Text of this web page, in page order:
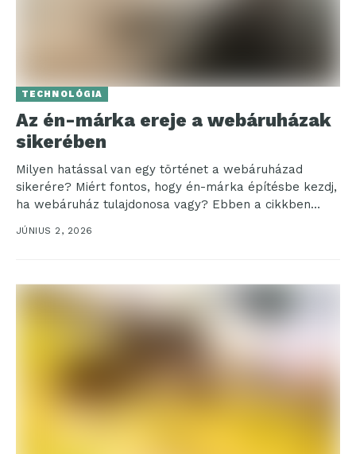
TECHNOLÓGIA
Az én-márka ereje a webáruházak
sikerében
Milyen hatással van egy történet a webáruházad
sikerére? Miért fontos, hogy én-márka építésbe kezdj,
ha webáruház tulajdonosa vagy? Ebben a cikkben
ezekre a...
JÚNIUS 2, 2026